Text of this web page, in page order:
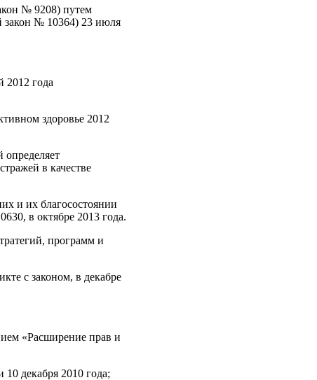
№ 9208) путем
закон № 10364) 23 июля
2012 года
здоровье 2012
определяет
в качестве
и их благосостоянии
в октябре 2013 года.
программ и
с законом, в декабре
«Расширение прав и
декабря 2010 года;